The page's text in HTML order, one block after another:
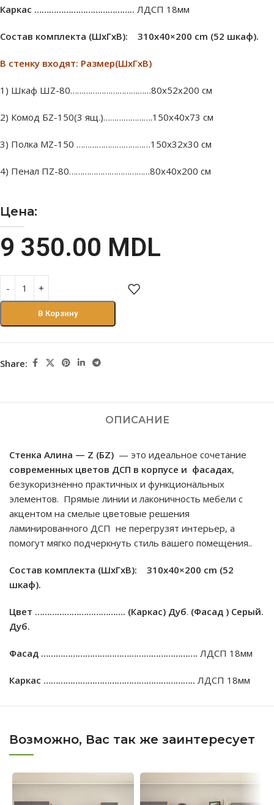
Каркас ………………………………….. ЛДСП 18мм
Состав комплекта (ШxГxВ): 310х40×200 cm (52 шкаф).
В стенку входят: Размер(ШхГхВ)
1) Шкаф ШZ-80………………………………80х52х200 см
2) Комод БZ-150(3 ящ.)………………….150х40х73 см
3) Полка MZ-150 ……………………………150х32х30 см
4) Пенал ПZ-80………………………………80х40х200 см
Цена:
9 350.00 MDL
В Корзину
Share:
ОПИСАНИЕ
Стенка Алина — Z (БZ) — это идеальное сочетание
современных цветов ДСП в корпусе и фасадах,
безукоризненно практичных и функциональных
элементов. Прямые линии и лаконичность мебели с
акцентом на смелые цветовые решения
ламинированного ДСП не перегрузят интерьер, а
помогут мягко подчеркнуть стиль вашего помещения..
Состав комплекта (ШxГxВ): 310х40×200 cm (52
шкаф).
Цвет ………………………………. (Каркас) Дуб. (Фасад ) Cерый.
Дуб.
Фасад ………………………………………………………. ЛДСП 18мм
Каркас …………………………………………………….. ЛДСП 18мм
Возможно, Вас так же заинтересует